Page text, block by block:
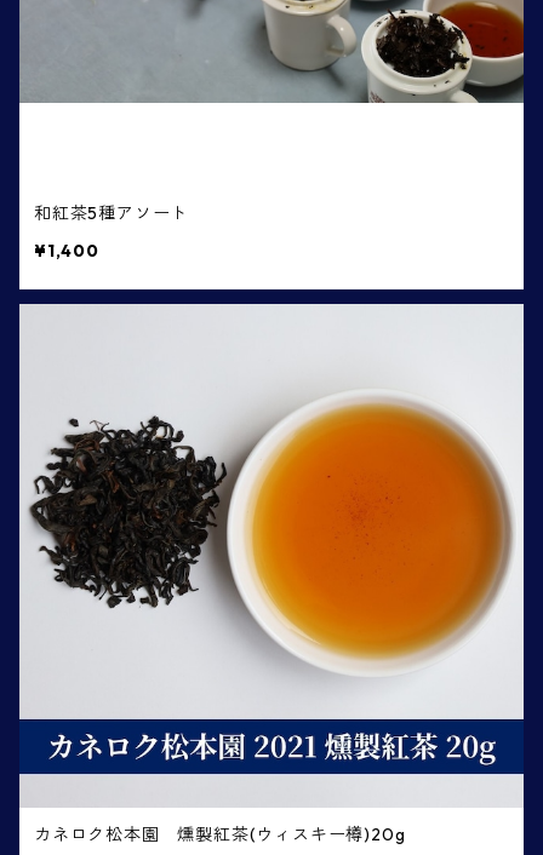
和紅茶5種アソート
¥1,400
カネロク松本園 燻製紅茶(ウィスキー樽)20g